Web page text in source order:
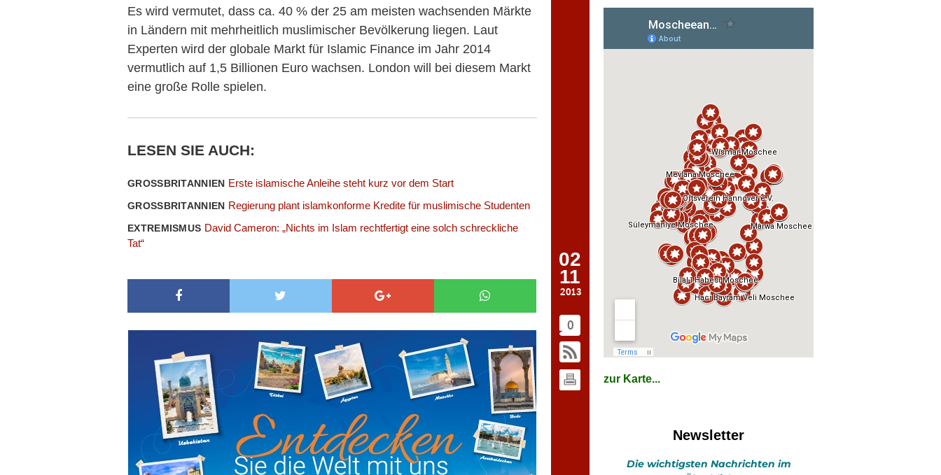
02
11
2013
0
Es wird vermutet, dass ca. 40 % der 25 am meisten wachsenden Märkte
in Ländern mit mehrheitlich muslimischer Bevölkerung liegen. Laut
Experten wird der globale Markt für Islamic Finance im Jahr 2014
vermutlich auf 1,5 Billionen Euro wachsen. London will bei diesem Markt
eine große Rolle spielen.
LESEN SIE AUCH:
GROSSBRITANNIEN Erste islamische Anleihe steht kurz vor dem Start
GROSSBRITANNIEN Regierung plant islamkonforme Kredite für muslimische Studenten
EXTREMISMUS David Cameron: „Nichts im Islam rechtfertigt eine solch schreckliche
Tat“
zur Karte...
Newsletter
Die wichtigsten Nachrichten im